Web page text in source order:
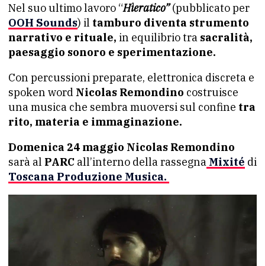
Nel suo ultimo lavoro “Hìeratico”(pubblicato per
OOH Sounds) il tamburo diventa strumento
narrativo e rituale, in equilibrio tra sacralità,
paesaggio sonoro e sperimentazione.
Con percussioni preparate, elettronica discreta e
spoken word Nicolas Remondino costruisce
una musica che sembra muoversi sul confine tra
rito, materia e immaginazione.
Domenica 24 maggio Nicolas Remondino
sarà al PARC all’interno della rassegna Mixité di
Toscana Produzione Musica.